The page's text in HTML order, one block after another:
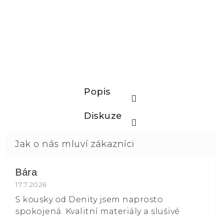
Popis
Diskuze
Bára
Hodnocení obchodu je 5 z 5 hvězdiček.
17.7.2026
S kousky od Denity jsem naprosto
spokojená. Kvalitní materiály a slušivé